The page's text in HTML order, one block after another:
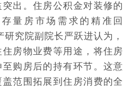
出。住房公积金对装修的
量房市场需求的精准回
研究院副院长严跃进认为，
房物业费等用途，将住房
购房后的持有环节。这意
范围拓展到住房消费的全